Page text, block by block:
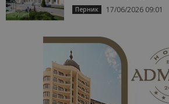
Перник 17/06/2026 09:01